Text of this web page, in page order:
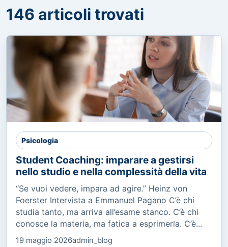
146 articoli trovati
Psicologia
Student Coaching: imparare a gestirsi
nello studio e nella complessità della vita
“Se vuoi vedere, impara ad agire.” Heinz von
Foerster Intervista a Emmanuel Pagano C’è chi
studia tanto, ma arriva all’esame stanco. C’è chi
conosce la materia, ma fatica a esprimerla. C’è...
19 maggio 2026admin_blog